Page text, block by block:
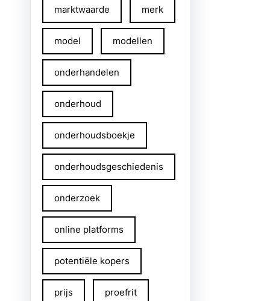
marktwaarde merk
model modellen
onderhandelen
onderhoud
onderhoudsboekje
onderhoudsgeschiedenis
onderzoek
online platforms
potentiële kopers
prijs proefrit